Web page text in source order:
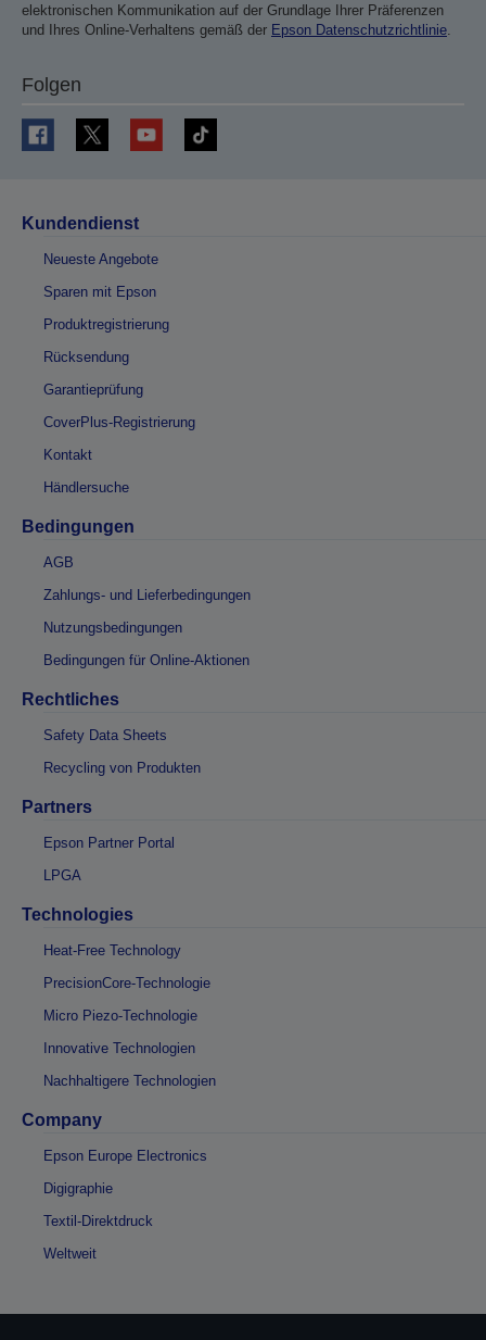
elektronischen Kommunikation auf der Grundlage Ihrer Präferenzen
und Ihres Online-Verhaltens gemäß der Epson Datenschutzrichtlinie.
Folgen
Kundendienst
Neueste Angebote
Sparen mit Epson
Produktregistrierung
Rücksendung
Garantieprüfung
CoverPlus-Registrierung
Kontakt
Händlersuche
Bedingungen
AGB
Zahlungs- und Lieferbedingungen
Nutzungsbedingungen
Bedingungen für Online-Aktionen
Rechtliches
Safety Data Sheets
Recycling von Produkten
Partners
Epson Partner Portal
LPGA
Technologies
Heat-Free Technology
PrecisionCore-Technologie
Micro Piezo-Technologie
Innovative Technologien
Nachhaltigere Technologien
Company
Epson Europe Electronics
Digigraphie
Textil-Direktdruck
Weltweit